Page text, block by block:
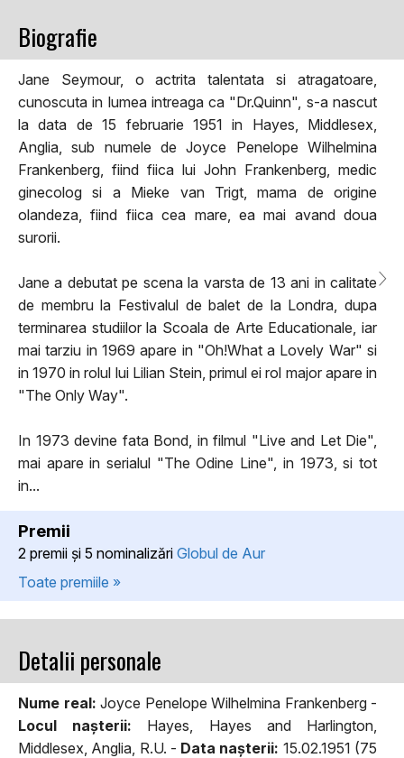
Biografie
Jane Seymour, o actrita talentata si atragatoare,
cunoscuta in lumea intreaga ca "Dr.Quinn", s-a nascut
la data de 15 februarie 1951 in Hayes, Middlesex,
Anglia, sub numele de Joyce Penelope Wilhelmina
Frankenberg, fiind fiica lui John Frankenberg, medic
ginecolog si a Mieke van Trigt, mama de origine
olandeza, fiind fiica cea mare, ea mai avand doua
surorii.
Jane a debutat pe scena la varsta de 13 ani in calitate
de membru la Festivalul de balet de la Londra, dupa
terminarea studiilor la Scoala de Arte Educationale, iar
mai tarziu in 1969 apare in "Oh!What a Lovely War" si
in 1970 in rolul lui Lilian Stein, primul ei rol major apare in
"The Only Way".
In 1973 devine fata Bond, in filmul "Live and Let Die",
mai apare in serialul "The Odine Line", in 1973, si tot
in...
Premii
2 premii şi 5 nominalizări Globul de Aur
Toate premiile »
Detalii personale
Nume real: Joyce Penelope Wilhelmina Frankenberg -
Locul naşterii: Hayes, Hayes and Harlington,
Middlesex, Anglia, R.U. - Data naşterii: 15.02.1951 (75